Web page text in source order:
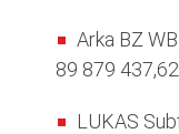
Arka BZ
89 879
LUKAS